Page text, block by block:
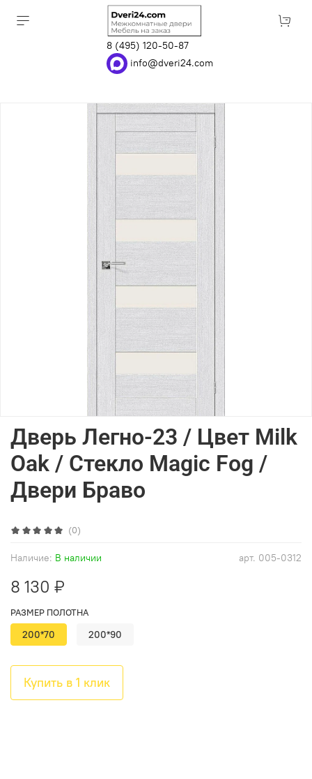
8 (495) 120-50-87
info@dveri24.com
(0)
арт. 005-0312
Наличие: В наличии
Дверь Легно-23 / Цвет Milk
Oak / Стекло Magic Fog /
Двери Браво
8 130 ₽
Купить в 1 клик
РАЗМЕР ПОЛОТНА
200*70 200*90